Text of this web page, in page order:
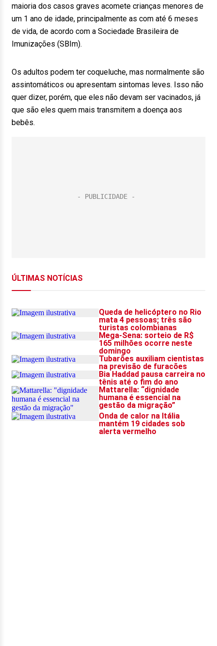
maioria dos casos graves acomete crianças menores de
um 1 ano de idade, principalmente as com até 6 meses
de vida, de acordo com a Sociedade Brasileira de
Imunizações (SBIm).
Os adultos podem ter coqueluche, mas normalmente são
assintomáticos ou apresentam sintomas leves. Isso não
quer dizer, porém, que eles não devam ser vacinados, já
que são eles quem mais transmitem a doença aos
bebês.